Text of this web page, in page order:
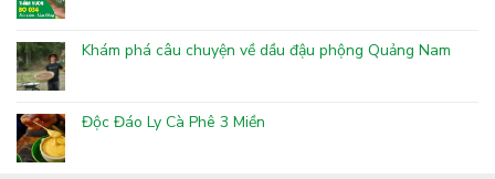
Khám phá câu chuyện về dầu đậu phộng Quảng Nam
Độc Đáo Ly Cà Phê 3 Miền